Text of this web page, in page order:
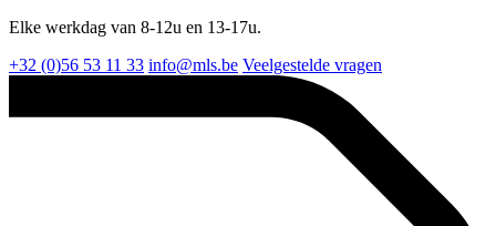
Elke werkdag van 8-12u en 13-17u.
+32 (0)56 53 11 33 info@mls.be Veelgestelde vragen